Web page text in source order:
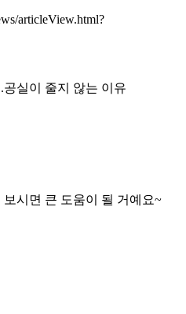
articleView.html?
실이 줄지 않는 이유
시면 큰 도움이 될 거예요~